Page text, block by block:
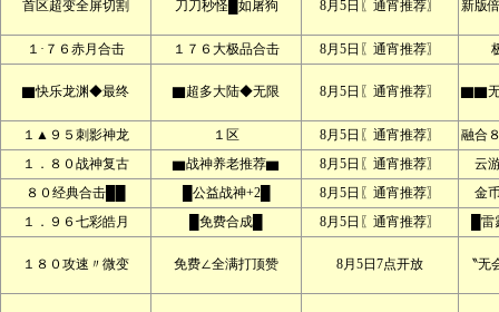
首区超变全屏切割 刀刀秒怪█如屠狗 8月5日〖通宵推荐〗 新版
１·７６赤月合击 １７６大极品合击 8月5日〖通宵推荐〗
▇快乐龙渊◆最终 ▇超多大陆◆无限 8月5日〖通宵推荐〗 ▇▇
１▲９５刺影神龙 １区 8月5日〖通宵推荐〗
融合
１．８０战神复古
▆战神养老推荐▆ 8月5日〖通宵推荐〗
云
８０经典合击██
█公益战神+2█ 8月5日〖通宵推荐〗
金
１．９６七彩皓月
█免费合成█ 8月5日〖通宵推荐〗 █
１８０攻速〃微变 免费∠全满打顶赞 8月5日7点开放 〝